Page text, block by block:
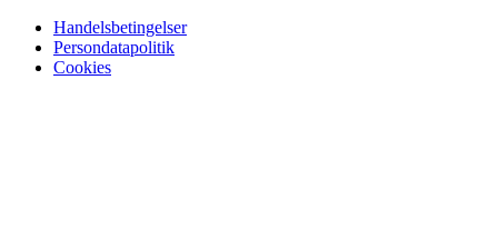
Handelsbetingelser
Persondatapolitik
Cookies